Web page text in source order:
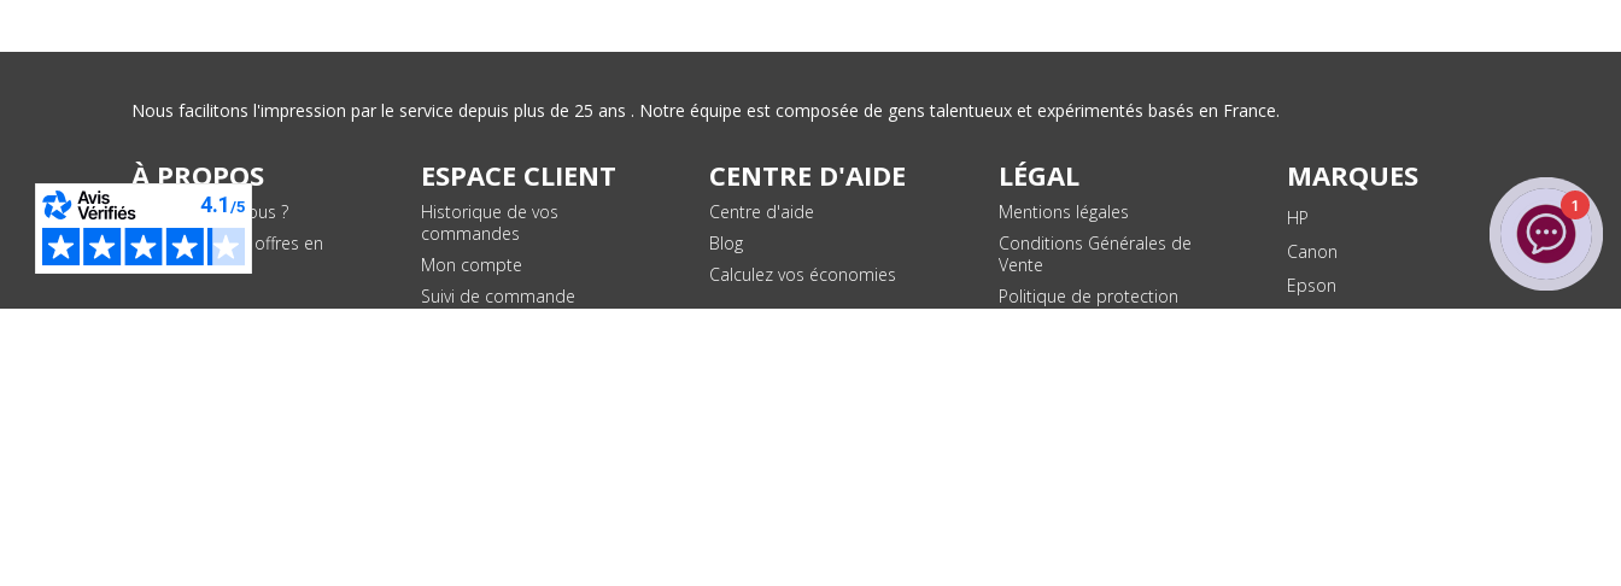
Nous facilitons l'impression par le service depuis plus de 25 ans . Notre équipe est composée de gens talentueux et expérimentés basés en France.
À PROPOS
Qui sommes-nous ?
Conditions des offres en
cours
ESPACE CLIENT
Historique de vos
commandes
Mon compte
Suivi de commande
CENTRE D'AIDE
Centre d'aide
Blog
Calculez vos économies
LÉGAL
Mentions légales
Conditions Générales de
Vente
Politique de protection
MARQUES
HP
Canon
Epson
1